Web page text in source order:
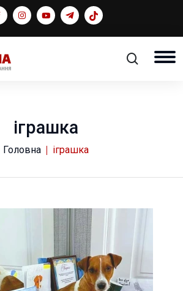
іграшка
Головна іграшка